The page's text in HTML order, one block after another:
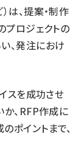
は、提案・制作
プロジェクトの
、発注におけ
スを成功させ
、RFP作成に
ポイントまで、